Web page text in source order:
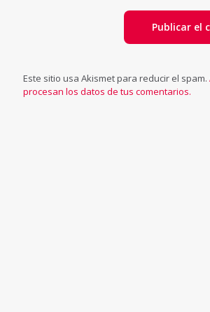
Este sitio usa Akismet para reducir el spam.
procesan los datos de tus comentarios.